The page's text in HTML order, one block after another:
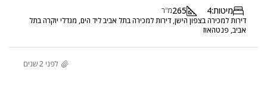
מיטות:4
265מ"ר
דירות למכירה בצפון הישן, דירות למכירה בתל אביב ליד הים, מגדלי יוקרה בתל
אביב, פנטהאוז
לפני 2 שנים